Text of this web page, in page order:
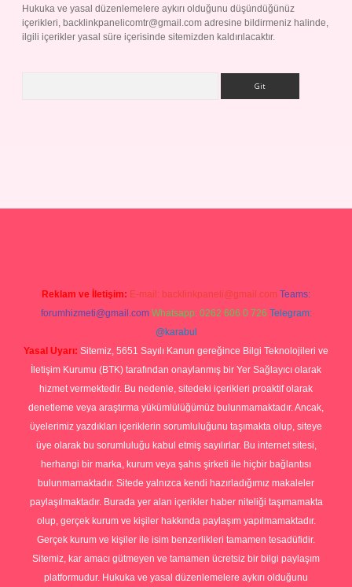
Hukuka ve yasal düzenlemelere aykırı olduğunu düşündüğünüz
içerikleri, backlinkpanelicomtr@gmail.com adresine bildirmeniz halinde,
ilgili içerikler yasal süre içerisinde sitemizden kaldırılacaktır.
Reklam ve İletişim: E-mail: backlinkpaneli@gmail.com Teams:
forumhizmeti@gmail.com Whatsapp: 0262 606 0 726 Telegram:
@karabul
Yasal Uyarı: Sitemiz, 5651 Sayılı Kanun gereğince Bilgi Teknolojileri ve
İletişim Kurumu (BTK) tarafından onaylanmış bir Yer Sağlayıcı olarak
hizmet vermektedir. Bu nedenle, sitedeki içerikleri proaktif olarak
denetleme veya araştırma yükümlülüğümüz bulunmamaktadır. Ancak,
üyelerimiz yazdıkları içeriklerin sorumluluğunu taşımakta olup, siteye
üye olarak bu sorumluluğu kabul etmiş sayılırlar. Bu internet sitesi,
herhangi bir marka, kurum veya şahıs şirketi ile hiçbir bağlantısı
bulunmamaktadır. Sitede yalnızca kendi hazırladığımız makaleler
paylaşılmaktadır. Burada yer alan içerikler haber niteliği taşımamakta
olup, gerçek kurum ve kişiler hakkında paylaşım yapılmamaktadır.
Gerçek kurum ve kişiler ile isim benzerlikleri tamamen tesadüfidir.
Sitemiz, kar amacı gütmeyen ve tamamen ücretsiz bir bilgi paylaşım
platformudur. Hukuka ve yasal düzenlemelere aykırı olduğunu